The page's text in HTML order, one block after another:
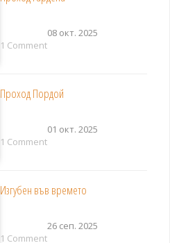
08 окт. 2025
1 Comment
Проход Пордой
01 окт. 2025
1 Comment
Изгубен във времето
26 сеп. 2025
1 Comment